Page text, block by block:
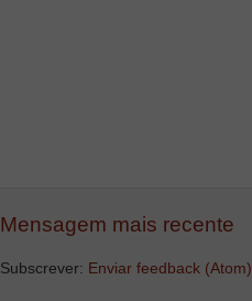
Mensagem mais recente
Subscrever: Enviar feedback (Atom)